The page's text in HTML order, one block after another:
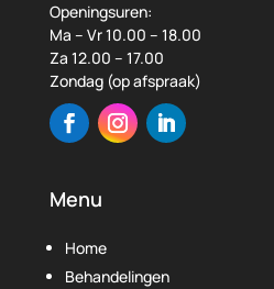
Openingsuren:
Ma – Vr 10.00 – 18.00
Za 12.00 – 17.00
Zondag (op afspraak)
Menu
Home
Behandelingen